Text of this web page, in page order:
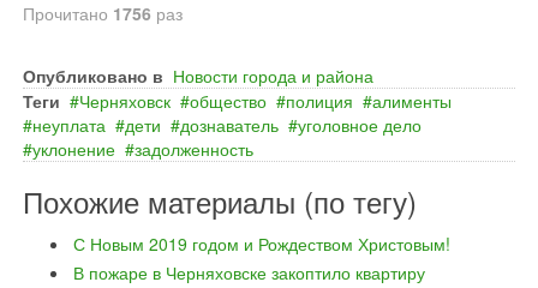
Прочитано 1756 раз
Опубликовано в Новости города и района
Теги
Черняховск общество полиция
алименты
неуплата
дети дознаватель
уголовное дело
уклонение
задолженность
Похожие материалы (по тегу)
С Новым 2019 годом и Рождеством Христовым!
В пожаре в Черняховске закоптило квартиру